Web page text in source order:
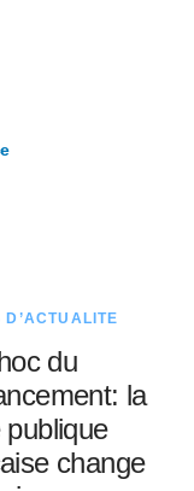
D’ACTUALITÉ
du
la
publique
change